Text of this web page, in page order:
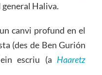
Haliva.
canvi profund en el
(des de Ben Gurión
escriu (a Haaretz